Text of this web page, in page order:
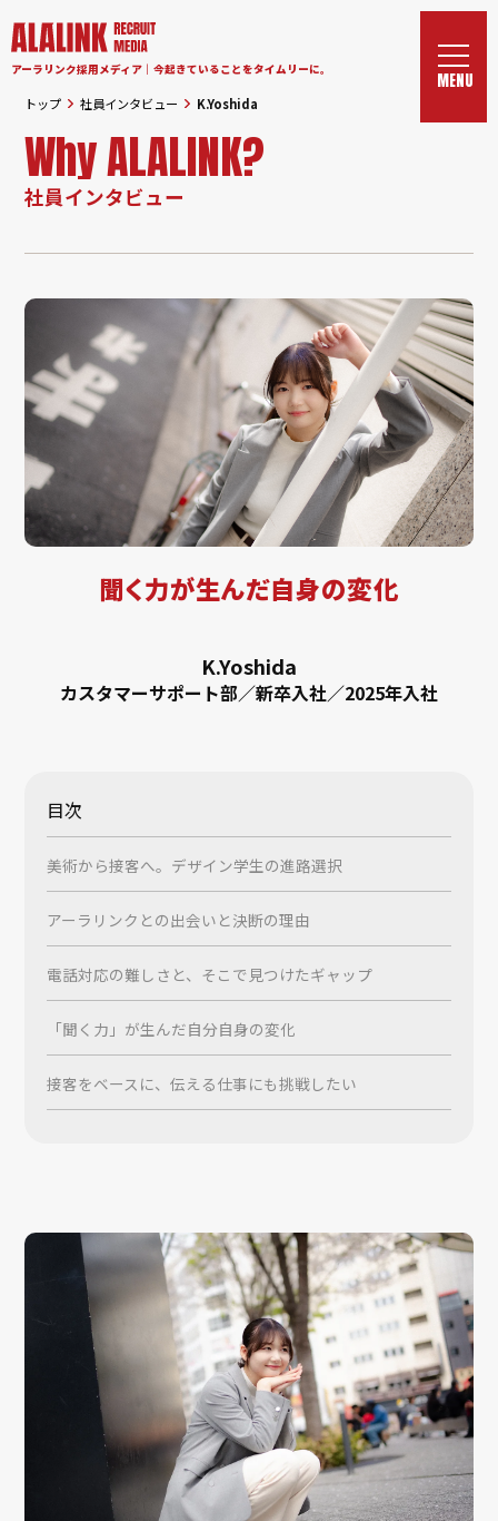
アーラリンク採用メディア｜今起きていることをタイムリーに。
トップ 社員インタビュー K.Yoshida
Why ALALINK?
社員インタビュー
聞く力が生んだ自身の変化
K.Yoshida
カスタマーサポート部／新卒入社／2025年入社
目次
美術から接客へ。デザイン学生の進路選択
アーラリンクとの出会いと決断の理由
電話対応の難しさと、そこで見つけたギャップ
「聞く力」が生んだ自分自身の変化
接客をベースに、伝える仕事にも挑戦したい